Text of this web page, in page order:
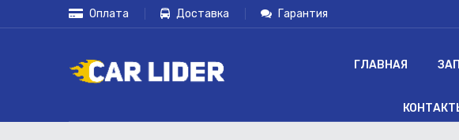
Оплата Доставка Гарантия
ГЛАВНАЯ